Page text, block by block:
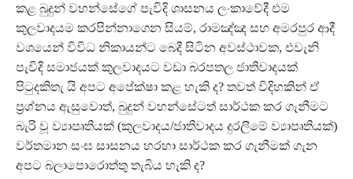
කළ බුදුන් වහන්සේගේ පැවිදි ශාසනය ලංකාවේදී එම
කුලවාදයම කරපින්නාගෙන සියම්, රාමඤ්ඤ සහ අමරපුර ආදී
වශයෙන් විවිධ නිකායන්ට බෙදී සිටින අවස්ථාවක, එවැනි
පැවිදි සමාජයක් කුලවාදයට වඩා බරපතල ජාතිවාදයක්
පිටුදකිතැ යි අපට අපේක්ෂා කළ හැකි ද? තවත් විදිහකින් ඒ
ප‍්‍රශ්නය ඇසුවොත්, බුදුන් වහන්සේටත් සාර්ථක කර ගැනීමට
බැරි වූ ව්‍යාපෘතියක් (කුලවාදය/ජාතිවාදය දුරලීමේ ව්‍යාපෘතියක්)
වර්තමාන සංඝ සාසනය හරහා සාර්ථක කර ගැනීමක් ගැන
අපට බලාපොරොත්තු තැබිය හැකි ද?